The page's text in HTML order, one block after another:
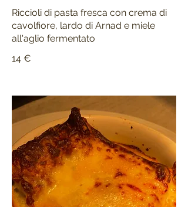
Riccioli di pasta fresca con crema di
cavolfiore, lardo di Arnad e miele
all'aglio fermentato
14 €